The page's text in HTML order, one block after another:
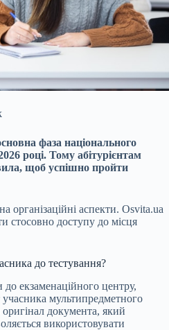
фаза національного
році. Тому абітурієнтам
щоб успішно пройти
організаційні аспекти. Osvita.ua
стосовно доступу до місця
до тестування?
екзаменаційного центру,
учасника мультипредметного
документа, який
використовувати